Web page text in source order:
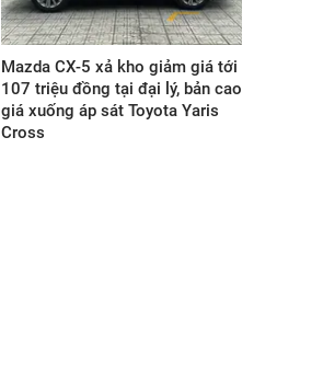
Mazda CX-5 xả kho giảm giá tới
107 triệu đồng tại đại lý, bản cao
giá xuống áp sát Toyota Yaris
Cross